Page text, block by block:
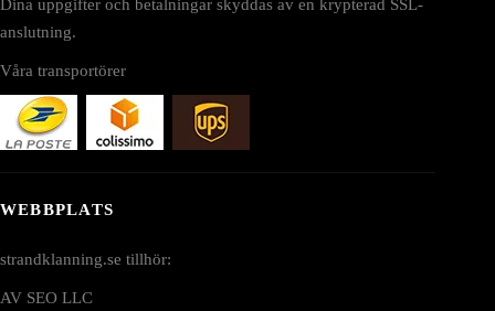
Dina uppgifter och betalningar skyddas av en krypterad SSL-
anslutning.
Våra transportörer
WEBBPLATS
strandklanning.se tillhör:
AV SEO LLC